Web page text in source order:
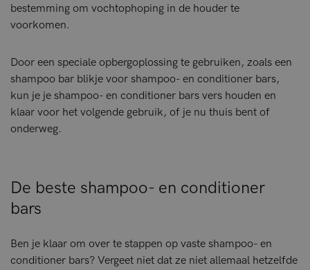
bestemming om vochtophoping in de houder te
voorkomen.
Door een speciale opbergoplossing te gebruiken, zoals een
shampoo bar blikje voor shampoo- en conditioner bars,
kun je je shampoo- en conditioner bars vers houden en
klaar voor het volgende gebruik, of je nu thuis bent of
onderweg.
De beste shampoo- en conditioner
bars
Ben je klaar om over te stappen op vaste shampoo- en
conditioner bars? Vergeet niet dat ze niet allemaal hetzelfde